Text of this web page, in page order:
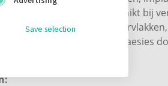
Deze borstel is ook geschikt bij
blootliggende
met pijnlijke mondlaesies
Save selection